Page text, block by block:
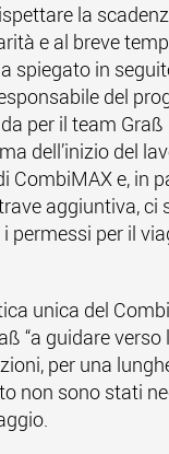
la
e al breve
spiegato in
del
per il team Graß
dell’inizio del
CombiMAX e, in
aggiuntiva, ci
permessi per il
unica del
“a guidare
per una
non sono stati